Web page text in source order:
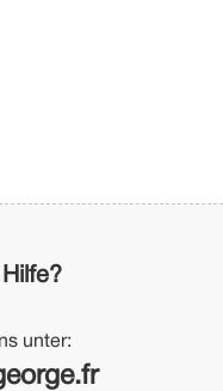
unter: